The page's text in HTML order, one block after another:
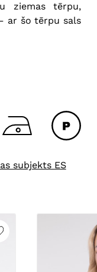
ziemas tērpu,
ar šo tērpu sals
subjekts ES